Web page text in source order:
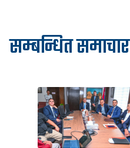
सम्बन्धित समाचार